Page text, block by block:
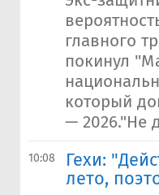
главного
покинул
который
— 2026."Не
10:08
Гехи:
лето,